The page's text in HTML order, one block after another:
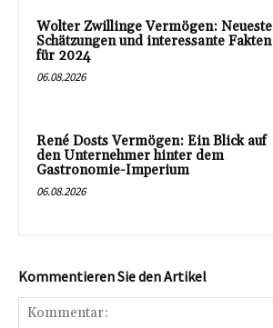
Wolter Zwillinge Vermögen: Neueste
Schätzungen und interessante Fakten
für 2024
06.08.2026
René Dosts Vermögen: Ein Blick auf
den Unternehmer hinter dem
Gastronomie-Imperium
06.08.2026
Kommentieren Sie den Artikel